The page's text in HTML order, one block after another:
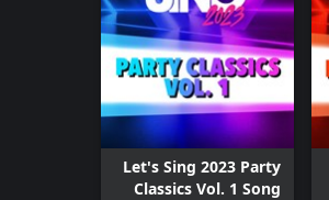
Let's Sing 2023 Party
Classics Vol. 1 Song